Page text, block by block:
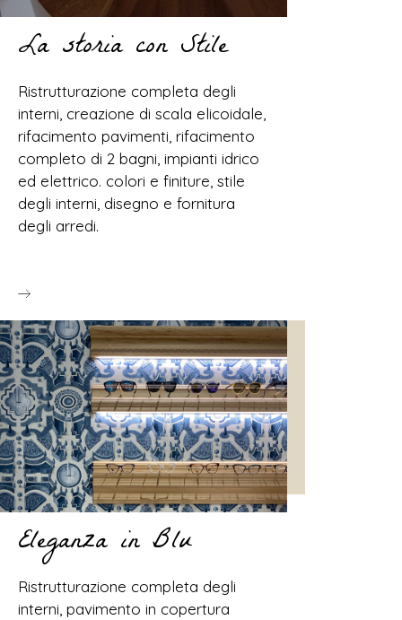
La storia con Stile
Ristrutturazione completa degli
interni, creazione di scala elicoidale,
rifacimento pavimenti, rifacimento
completo di 2 bagni, impianti idrico
ed elettrico. colori e finiture, stile
degli interni, disegno e fornitura
degli arredi.
Eleganza in Blu
Ristrutturazione completa degli
interni, pavimento in copertura